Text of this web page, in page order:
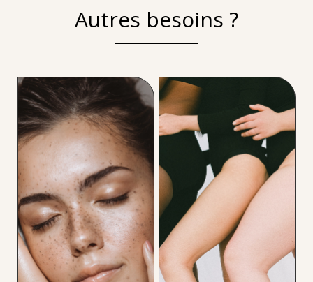
Autres besoins ?